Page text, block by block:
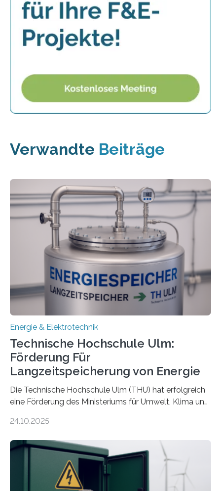
Verwandte Beiträge
Energie & Elektrotechnik
Technische Hochschule Ulm:
Förderung Für
Langzeitspeicherung von Energie
Die Technische Hochschule Ulm (THU) hat erfolgreich
eine Förderung des Ministeriums für Umwelt, Klima und
Forschungsprojekt „LAGER – Langzeitspeicherung in
Quartieren“ eingeworben. Ziel des Projekts ist die
Entwicklung, Erprobung und Demonstration von
Konzepten zur langfristigen Energiespeicherung in
sektorübergreifend vernetzten Energiesystemen. Das
24.10.2025